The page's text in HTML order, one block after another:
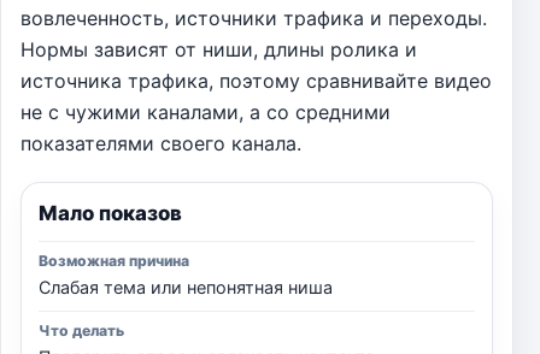
вовлеченность, источники трафика и переходы.
Нормы зависят от ниши, длины ролика и
источника трафика, поэтому сравнивайте видео
не с чужими каналами, а со средними
показателями своего канала.
Мало показов
Слабая тема или непонятная ниша